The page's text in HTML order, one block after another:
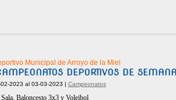
Municipal de Arroyo de la Miel
DEPORTIVOS DE
2023 al 03-03-2023 | Campeonatos
Baloncesto 3x3 y Voleibol